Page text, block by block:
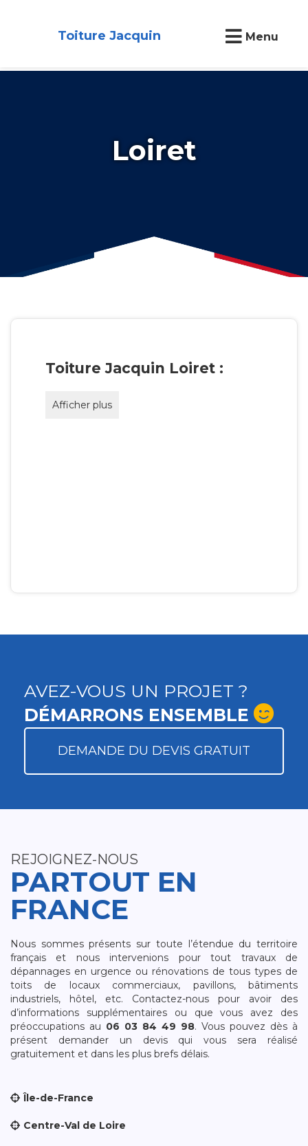
Toiture Jacquin Menu
Loiret
Toiture Jacquin Loiret :
Afficher plus
AVEZ-VOUS UN PROJET ?
DÉMARRONS ENSEMBLE
DEMANDE DU DEVIS GRATUIT
REJOIGNEZ-NOUS
PARTOUT EN
FRANCE
Nous sommes présents sur toute l’étendue du territoire
français et nous intervenions pour tout travaux de
dépannages en urgence ou rénovations de tous types de
toits de locaux commerciaux, pavillons, bâtiments
industriels, hôtel, etc. Contactez-nous pour avoir des
d’informations supplémentaires ou que vous avez des
préoccupations au 06 03 84 49 98. Vous pouvez dès à
présent demander un devis qui vous sera réalisé
gratuitement et dans les plus brefs délais.
Île-de-France
Centre-Val de Loire